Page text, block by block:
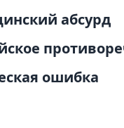
абсурд
ошибка